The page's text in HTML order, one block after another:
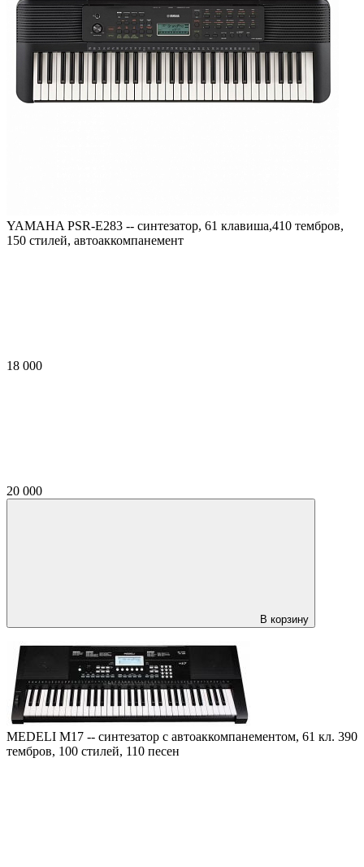
YAMAHA PSR-E283 -- синтезатор, 61 клавиша,410 тембров,
150 стилей, автоаккомпанемент
18 000
20 000
В корзину
MEDELI M17 -- синтезатор с автоаккомпанементом, 61 кл. 390
тембров, 100 стилей, 110 песен